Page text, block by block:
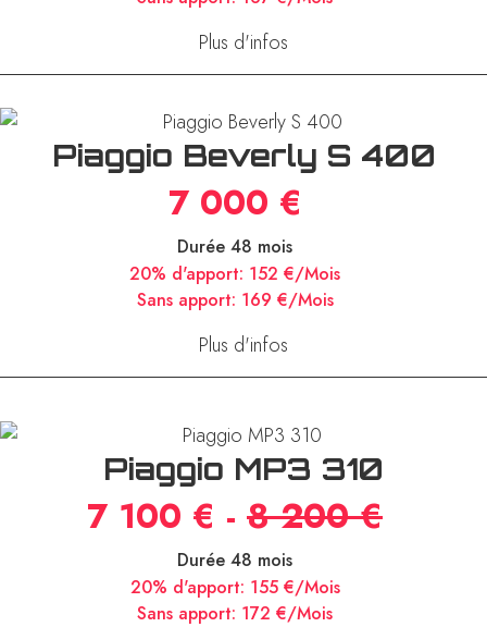
Plus d'infos
Piaggio Beverly S 400
7 000 €
Durée 48 mois
20% d'apport: 152 €/Mois
Sans apport: 169 €/Mois
Plus d'infos
Piaggio MP3 310
7 100 € - 8 200 €
Durée 48 mois
20% d'apport: 155 €/Mois
Sans apport: 172 €/Mois